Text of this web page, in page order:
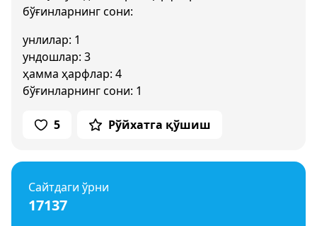
бўғинларнинг сони:
унлилар: 1
ундошлар: 3
ҳамма ҳарфлар: 4
бўғинларнинг сони: 1
5 Рўйхатга қўшиш
Сайтдаги ўрни
17137